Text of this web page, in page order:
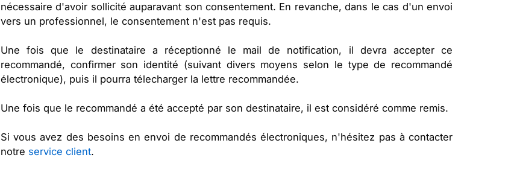
nécessaire d'avoir sollicité auparavant son consentement. En revanche, dans le cas d'un envoi
vers un professionnel, le consentement n'est pas requis.
Une fois que le destinataire a réceptionné le mail de notification, il devra accepter ce
recommandé, confirmer son identité (suivant divers moyens selon le type de recommandé
électronique), puis il pourra télecharger la lettre recommandée.
Une fois que le recommandé a été accepté par son destinataire, il est considéré comme remis.
Si vous avez des besoins en envoi de recommandés électroniques, n'hésitez pas à contacter
notre service client.